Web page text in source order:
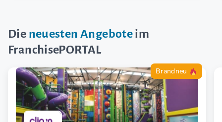
Die neuesten Angeboteim
FranchisePORTAL
Brandneu